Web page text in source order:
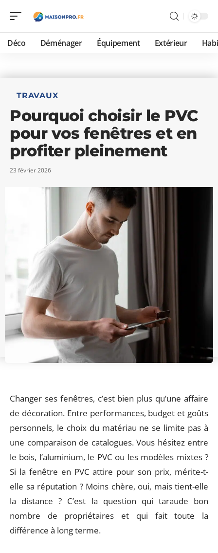
Déco Déménager Équipement Extérieur
TRAVAUX
Pourquoi choisir le PVC
pour vos fenêtres et en
profiter pleinement
23 février 2026
Changer ses fenêtres, c’est bien plus qu’une affaire
de décoration. Entre performances, budget et goûts
personnels, le choix du matériau ne se limite pas à
une comparaison de catalogues. Vous hésitez entre
le bois, l’aluminium, le PVC ou les modèles mixtes ?
Si la fenêtre en PVC attire pour son prix, mérite-t-
elle sa réputation ? Moins chère, oui, mais tient-elle
la distance ? C’est la question qui taraude bon
nombre de propriétaires et qui fait toute la
différence à long terme.